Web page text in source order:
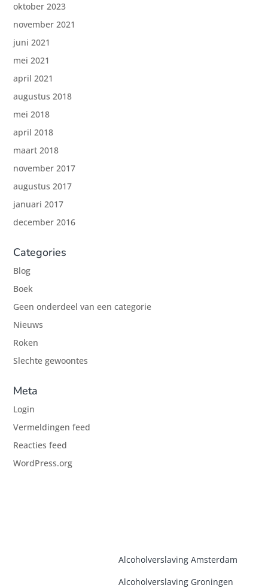
oktober 2023
november 2021
juni 2021
mei 2021
april 2021
augustus 2018
mei 2018
april 2018
maart 2018
november 2017
augustus 2017
januari 2017
december 2016
Categories
Blog
Boek
Geen onderdeel van een categorie
Nieuws
Roken
Slechte gewoontes
Meta
Login
Vermeldingen feed
Reacties feed
WordPress.org
Alcoholverslaving Amsterdam
Alcoholverslaving Groningen